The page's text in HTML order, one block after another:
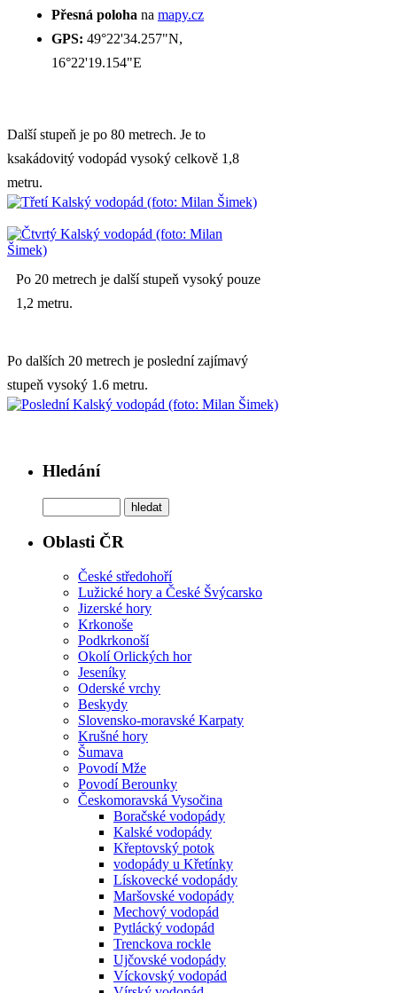
Přesná poloha na mapy.cz
GPS: 49°22'34.257"N,
16°22'19.154"E
Další stupeň je po 80 metrech. Je to
ksakádovitý vodopád vysoký celkově 1,8
metru.
Po 20 metrech je další stupeň vysoký pouze
1,2 metru.
Po dalších 20 metrech je poslední zajímavý
stupeň vysoký 1.6 metru.
Hledání
Oblasti ČR
České středohoří
Lužické hory a České Švýcarsko
Jizerské hory
Krkonoše
Podkrkonoší
Okolí Orlických hor
Jeseníky
Oderské vrchy
Beskydy
Slovensko-moravské Karpaty
Krušné hory
Šumava
Povodí Mže
Povodí Berounky
Českomoravská Vysočina
Boračské vodopády
Kalské vodopády
Křeptovský potok
vodopády u Křetínky
Lískovecké vodopády
Maršovské vodopády
Mechový vodopád
Pytlácký vodopád
Trenckova rockle
Ujčovské vodopády
Víckovský vodopád